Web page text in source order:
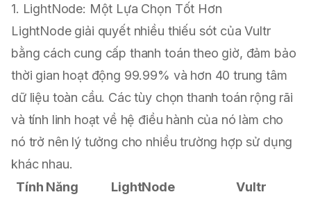
1. LightNode: Một Lựa Chọn Tốt Hơn
LightNode giải quyết nhiều thiếu sót của Vultr
bằng cách cung cấp thanh toán theo giờ, đảm bảo
thời gian hoạt động 99.99% và hơn 40 trung tâm
dữ liệu toàn cầu. Các tùy chọn thanh toán rộng rãi
và tính linh hoạt về hệ điều hành của nó làm cho
nó trở nên lý tưởng cho nhiều trường hợp sử dụng
khác nhau.
Tính Năng
LightNode
Vultr